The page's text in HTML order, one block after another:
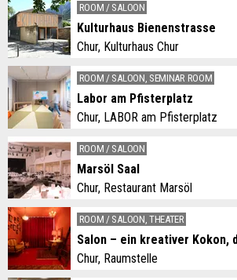
ROOM / SALOON
Kulturhaus Bienenstrasse
Chur, Kulturhaus Chur
ROOM / SALOON, SEMINAR ROOM
Labor am Pfisterplatz
Chur, LABOR am Pfisterplatz
ROOM / SALOON
Marsöl Saal
Chur, Restaurant Marsöl
ROOM / SALOON, THEATER
Chur, Raumstelle